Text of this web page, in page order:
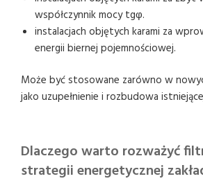
współczynnik mocy tgφ.
instalacjach objętych karami za
energii biernej pojemnościowej.
Może być stosowane zarówno w
jako uzupełnienie i rozbudowa
Dlaczego warto rozważyć
strategii energetycznej